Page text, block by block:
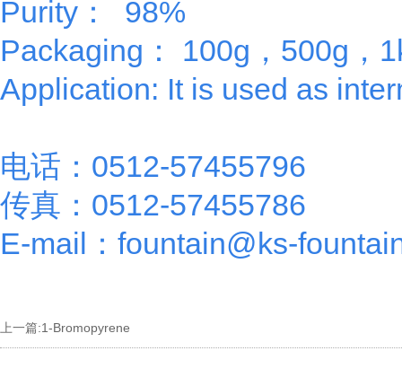
Purity： 98%
Packaging： 100g，500g，
Application: It is used as
电话：0512-57455796
传真：0512-57455786
E-mail：fountain@ks-
上一篇:1-Bromopyrene